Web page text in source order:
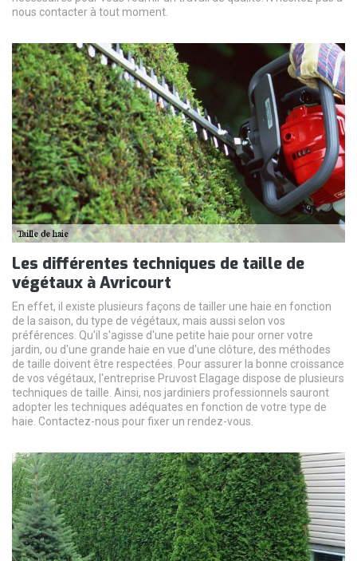
nous contacter à tout moment.
Les différentes techniques de taille de
végétaux à Avricourt
En effet, il existe plusieurs façons de tailler une haie en fonction
de la saison, du type de végétaux, mais aussi selon vos
préférences. Qu'il s'agisse d'une petite haie pour orner votre
jardin, ou d'une grande haie en vue d'une clôture, des méthodes
de taille doivent être respectées. Pour assurer la bonne croissance
de vos végétaux, l'entreprise Pruvost Elagage dispose de plusieurs
techniques de taille. Ainsi, nos jardiniers professionnels sauront
adopter les techniques adéquates en fonction de votre type de
haie. Contactez-nous pour fixer un rendez-vous.